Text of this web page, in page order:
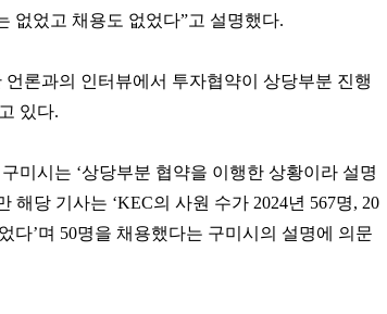
없었고 채용도 없었다”고 설명했다.
론과의 인터뷰에서 투자협약이 상당부분 진행
있다.
미시는 ‘상당부분 협약을 이행한 상황이라 설명
해당 기사는 ‘KEC의 사원 수가 2024년 567명, 20
다’며 50명을 채용했다는 구미시의 설명에 의문